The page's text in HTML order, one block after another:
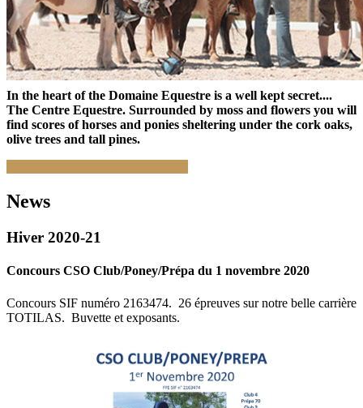
In the heart of the Domaine Equestre is a well kept secret....
The Centre Equestre. Surrounded by moss and flowers you will
find scores of horses and ponies sheltering under the cork oaks,
olive trees and tall pines.
News
Hiver 2020-21
Concours CSO Club/Poney/Prépa du 1 novembre 2020
Concours SIF numéro 2163474. 26 épreuves sur notre belle carrière
TOTILAS. Buvette et exposants.